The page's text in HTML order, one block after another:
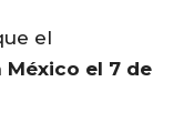
el
México el 7 de